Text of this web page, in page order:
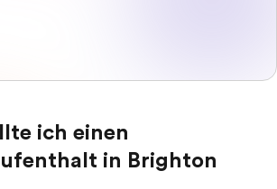
ich einen
in Brighton